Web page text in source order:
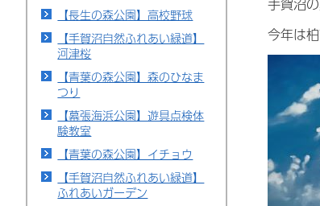
【長生の森公園】高校野球
【手賀沼自然ふれあい緑道】
河津桜
【青葉の森公園】森のひなま
つり
【幕張海浜公園】遊具点検体
験教室
【青葉の森公園】イチョウ
【手賀沼自然ふれあい緑道】
ふれあいガーデン
今年は